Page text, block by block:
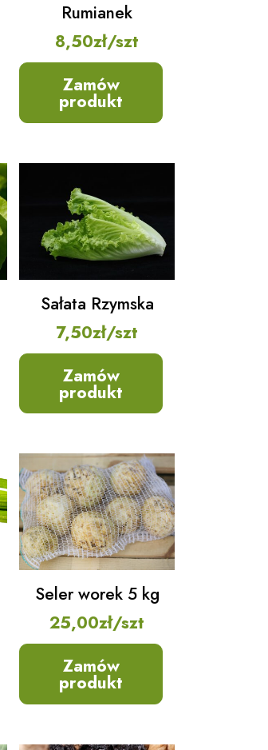
Rumianek
8,50zł/szt
Zamów
produkt
Sałata Rzymska
7,50zł/szt
Zamów
produkt
Seler worek 5 kg
25,00zł/szt
Zamów
produkt